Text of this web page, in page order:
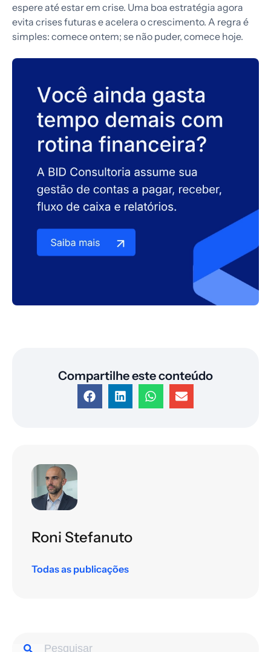
espere até estar em crise. Uma boa estratégia agora
evita crises futuras e acelera o crescimento. A regra é
simples: comece ontem; se não puder, comece hoje.
Compartilhe este conteúdo
Roni Stefanuto
Todas as publicações